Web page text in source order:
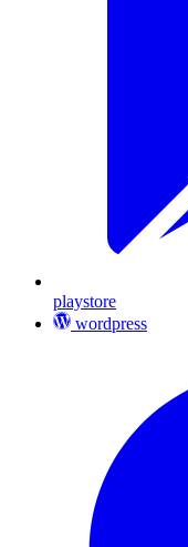
playstore
wordpress